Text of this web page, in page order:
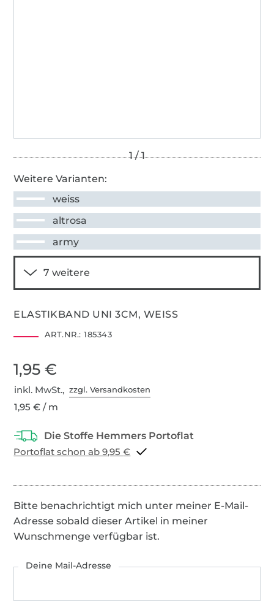
Weitere Varianten:
weiss
altrosa
army
ELASTIKBAND UNI 3CM, WEISS
ART.NR.: 185343
1,95 €
inkl. MwSt.,zzgl. Versandkosten
1,95 € / m
Portoflat schon ab 9,95 €
Bitte benachrichtigt mich unter meiner E-Mail-
Adresse sobald dieser Artikel in meiner
Wunschmenge verfügbar ist.
Deine Mail-Adresse